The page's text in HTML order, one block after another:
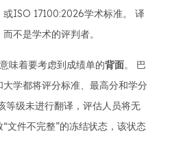
ISO 17100:2026学术标准。 译
不是学术的评判者。
味着要考虑到成绩单的背面。 巴
学都将评分标准、最高分和学分
等级未进行翻译，评估人员将无
文件不完整”的冻结状态，该状态